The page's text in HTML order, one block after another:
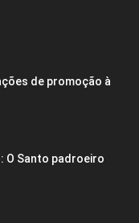
de promoção à
O Santo padroeiro